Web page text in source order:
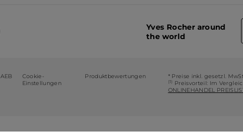
Yves Rocher around
the world
AEB
Cookie-
Einstellungen
Produktbewertungen * Preise inkl. gesetzl.
(1) Preisvorteil: Im
ONLINEHANDEL